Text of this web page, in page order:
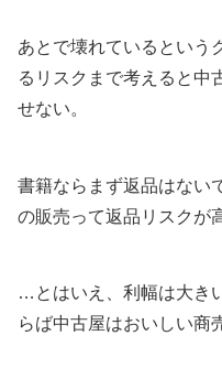
あとで壊れているという
るリスクまで考えると中
せない。
書籍ならまず返品はない
の販売って返品リスクが
…とはいえ、利幅は大き
らば中古屋はおいしい商